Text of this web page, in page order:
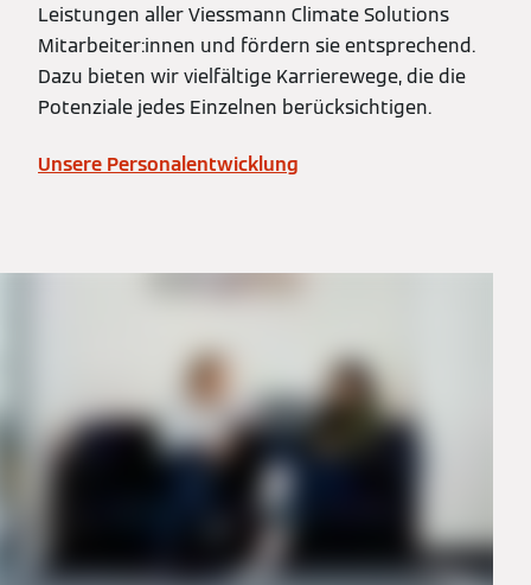
Leistungen aller Viessmann Climate Solutions
Mitarbeiter:innen und fördern sie entsprechend.
Dazu bieten wir vielfältige Karrierewege, die die
Potenziale jedes Einzelnen berücksichtigen.
Unsere Personalentwicklung